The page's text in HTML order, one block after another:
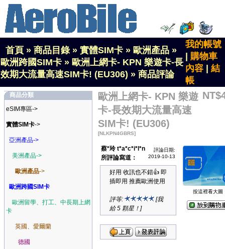
首頁 » 商品目錄» 實體SIM卡 » 歐洲產品 »
歐洲跨國SIM卡 » 歐洲上網卡- KPN 樂遊卡-長
效期大流量高速SIM卡! (EU306) » 商品評論
我的帳號
購物車
內容
結
帳
商品分類
eSIM專區->
實體SIM卡->
亞洲產品->
美洲產品->
歐洲產品->
歐洲跨國SIM卡
歐洲留學、打工、中長期上網
卡
英國、愛爾蘭
德國
歐洲上網卡- KPN 樂遊
卡-長效期大流量高速
SIM卡! (EU306)
[NLKPN4GBRS]
蔡*玲 t*a*c*i*l*n
所評論寫道：
評論日期:
2019-10-13
好用 收訊也不錯👍 即
插即用 推薦歐洲使用
評等:
[我
給 5 顆星！]
按這裡看大圖